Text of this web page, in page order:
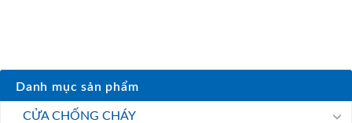
Danh mục sản phẩm
CỬA CHỐNG CHÁY